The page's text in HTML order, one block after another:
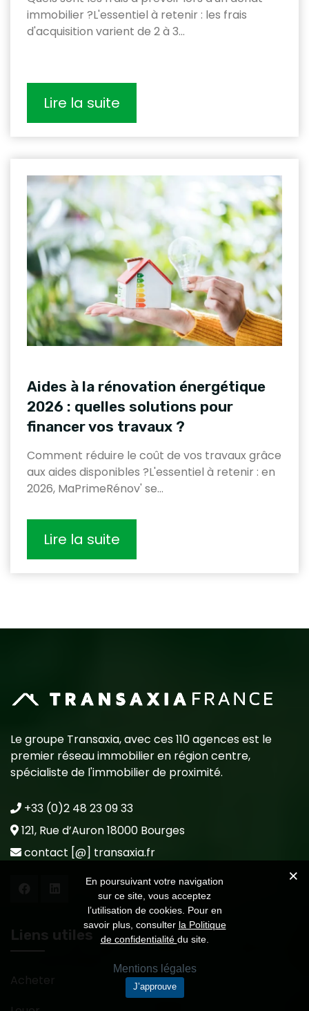
immobilier ?L'essentiel à retenir : les frais
d'acquisition varient de 2 à 3…
Lire la suite
Aides à la rénovation énergétique
2026 : quelles solutions pour
financer vos travaux ?
Comment réduire le coût de vos travaux grâce
aux aides disponibles ?L'essentiel à retenir : en
2026, MaPrimeRénov' se…
Lire la suite
Le groupe Transaxia, avec ces 110 agences est le
premier réseau immobilier en région centre,
spécialiste de l'immobilier de proximité.
+33 (0)2 48 23 09 33
121, Rue d’Auron 18000 Bourges
contact [@] transaxia.fr
Liens utiles
Acheter
En poursuivant votre navigation
sur ce site, vous acceptez
l’utilisation de cookies. Pour en
savoir plus, consulter la Politique
de confidentialité du site.
Mentions légales
J’approuve